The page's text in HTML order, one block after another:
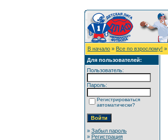
В начало » Все по взрослому! »
Для пользователей:
Пользователь:
Пароль:
Регистрироваться
автоматически?
» Забыл пароль
» Регистрация